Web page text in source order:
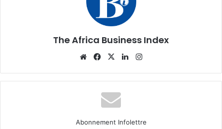
The Africa Business Index
WebsiteFacebook
X Linkedin
Abonnement Infolettre